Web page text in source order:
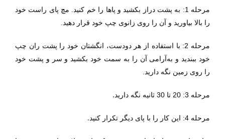
مرحله 1: به پشت دراز بکشید و پاها را خم کنید. مچ پای راست خود
را بالا بیاورید و آن را روی زانوی چپ خود قرار دهید.
مرحله 2: با استفاده از هر دودست، انگشتان خود را پشت ران چپ
خود ببندید و به‌آرامی آن را به سمت خود بکشید و سر و پشت خود
را روی زمین نگه دارید.
مرحله 3: 20 تا 30 ثانیه نگه دارید .
مرحله 4: این کار را با پای دیگر تکرار کنید .